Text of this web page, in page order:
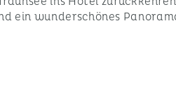
wunderschönes